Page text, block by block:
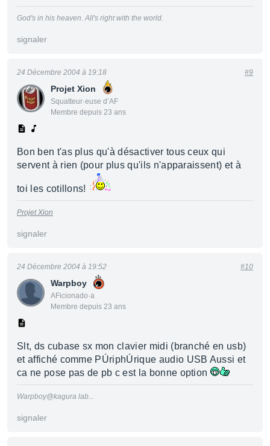
God's in his heaven. All's right with the world.
signaler
Projet Xion
Squatteur·euse d’AF
Membre depuis 23 ans
24 Décembre 2004 à 19:18 #9
Bon ben t'as plus qu'à désactiver tous ceux qui
servent à rien (pour plus qu'ils n'apparaissent) et à
toi les cotillons!
Projet Xion
signaler
Warpboy
AFicionado·a
Membre depuis 23 ans
24 Décembre 2004 à 19:52 #10
Slt, ds cubase sx mon clavier midi (branché en usb)
et affiché comme PÚriphÚrique audio USB Aussi et
ca ne pose pas de pb c est la bonne option
Warpboy@kagura lab...
signaler